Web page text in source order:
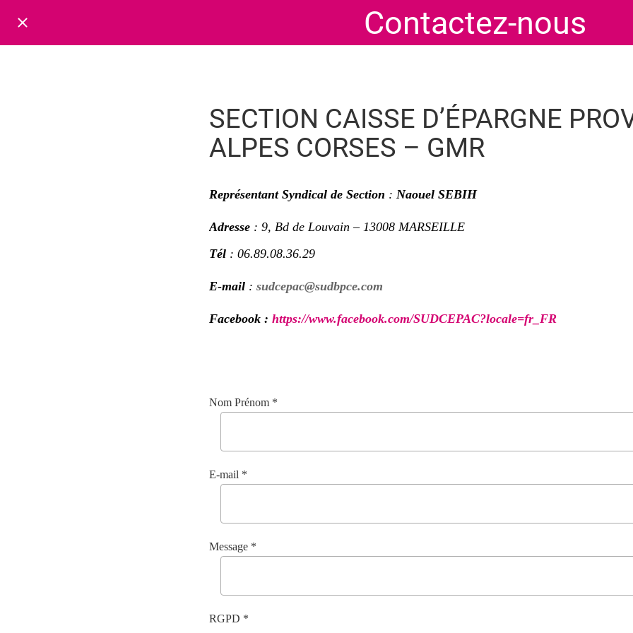
Contactez-nous
SECTION CAISSE D’ÉPARGNE
ALPES CORSES – GMR
Représentant Syndical de Section : Naouel SEBIH
Adresse : 9, Bd de Louvain – 13008 MARSEILLE
Tél : 06.89.08.36.29
E-mail : sudcepac@sudbpce.com
Facebook : https://www.facebook.com/SUDCEPAC?locale=fr_FR
Nom Prénom *
E-mail *
Message *
RGPD *